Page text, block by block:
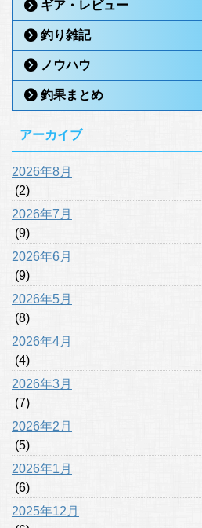
ギア・レビュー
釣り雑記
ノウハウ
釣果まとめ
アーカイブ
2026年8月
(2)
2026年7月
(9)
2026年6月
(9)
2026年5月
(8)
2026年4月
(4)
2026年3月
(7)
2026年2月
(5)
2026年1月
(6)
2025年12月